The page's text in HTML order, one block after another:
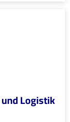
und Logistik